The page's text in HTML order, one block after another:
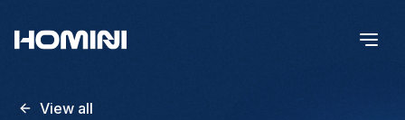
View all